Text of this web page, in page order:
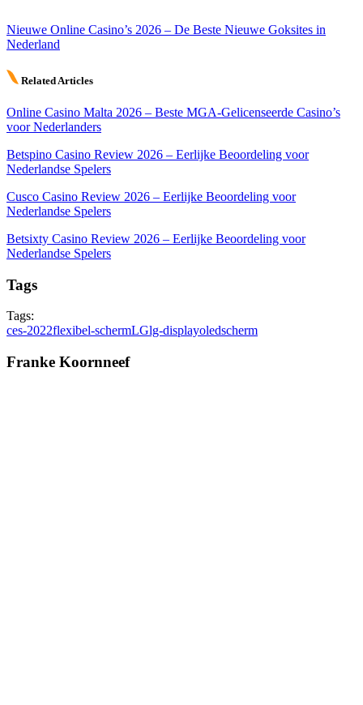
Nieuwe Online Casino’s 2026 – De Beste Nieuwe Goksites in
Nederland
Related Articles
Online Casino Malta 2026 – Beste MGA-Gelicenseerde Casino’s
voor Nederlanders
Betspino Casino Review 2026 – Eerlijke Beoordeling voor
Nederlandse Spelers
Cusco Casino Review 2026 – Eerlijke Beoordeling voor
Nederlandse Spelers
Betsixty Casino Review 2026 – Eerlijke Beoordeling voor
Nederlandse Spelers
Tags
Tags:
ces-2022flexibel-schermLGlg-displayoledscherm
Franke Koornneef